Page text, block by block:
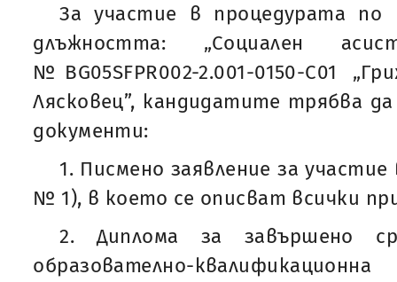
За участие в процедурата по
длъжността: „Социален
№BG05SFPR002-2.001-0150-С01
Лясковец”, кандидатите трябва
документи:
1. Писмено заявление за
№ 1), в което се описват всички
2. Диплома за завършено
образователно-